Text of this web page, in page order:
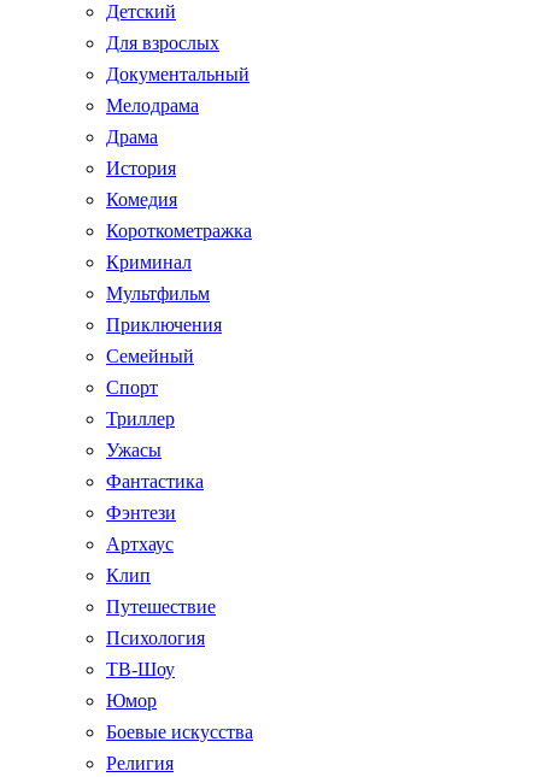
Детский
Для взрослых
Документальный
Мелодрама
Драма
История
Комедия
Короткометражка
Криминал
Мультфильм
Приключения
Семейный
Спорт
Триллер
Ужасы
Фантастика
Фэнтези
Артхаус
Клип
Путешествие
Психология
ТВ-Шоу
Юмор
Боевые искусства
Религия